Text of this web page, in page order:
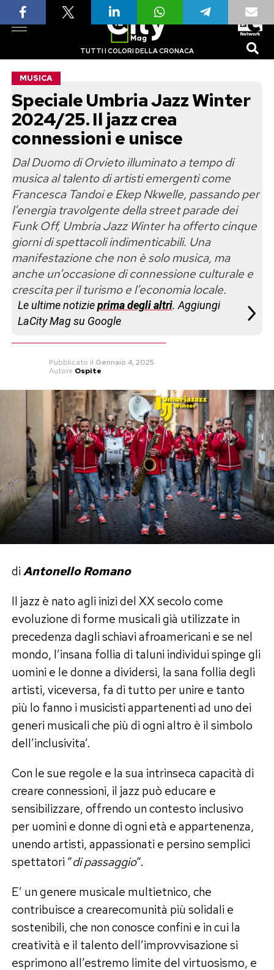
TUTTI I COLORI DELLA CRONACA
MUSICA
Speciale Umbria Jazz Winter
2024/25. Il jazz crea
connessioni e unisce
Dal Duomo di Orvieto illuminato a tempo di
musica al talento di artisti emergenti come
Francesca Tandoi e Ekep Nkwelle, passando per
l’energia travolgente della street parade dei
Funk Off, Umbria Jazz Winter ha offerto cinque
giorni di spettacoli indimenticabili. Una
manifestazione che non è solo musica, ma
anche un’occasione di connessione culturale e
crescita per il turismo e l’economia locale.
Le ultime notizieprima degli altri. Aggiungi
LaCity Mag su Google
Pubblicato il Gennaio 4, 2025
Autore Ospite
diAntonello Romano
Il jazz è nato agli inizi del XX secolo come
evoluzione di forme musicali già utilizzate in
precedenza dagli schiavi afroamericani e se nel
mondo, l’insana follia di taluni individui spinge gli
uomini e le donne a dividersi, la sana follia degli
artisti, viceversa, fa di tutto per unire e tanto
più lo fanno i musicisti appartenenti ad uno dei
generi musicali che più di ogni altro è il simbolo
dell’inclusivita’.
Con le sue regole e la sua intrinseca capacità di
creare connessioni, il jazz può educare e
sensibilizzare, offrendo un contesto inclusivo
per uomini e donne di ogni età e appartenenza,
unendo artisti, appassionati e persino semplici
spettatori “di passaggio“.
E’ un genere musicale multietnico, che
contribuisce a crearecomunità più solidali e
sostenibili, che non conosce confini e in cui la
creatività e il talento dell’improvvisazione si
esprimono all’estremo limite del virtuosismo, e